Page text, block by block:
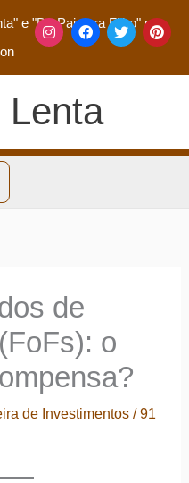
e "De Pai para Filho"na
Lenta
de
o
de Investimentos /91